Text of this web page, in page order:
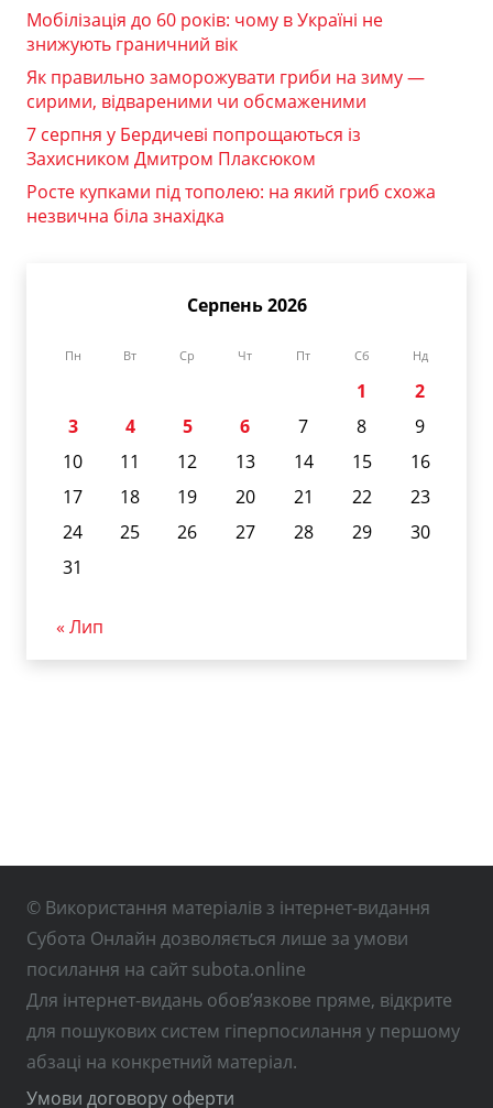
Мобілізація до 60 років: чому в Україні не
знижують граничний вік
Як правильно заморожувати гриби на зиму —
сирими, відвареними чи обсмаженими
7 серпня у Бердичеві попрощаються із
Захисником Дмитром Плаксюком
Росте купками під тополею: на який гриб схожа
незвична біла знахідка
Серпень 2026
Пн Вт Ср Чт Пт Сб Нд
1
2
3
4 5 6 7 8
9
10
11 12 13 14 15
16
17
18 19 20 21 22
23
24
25 26 27 28 29
30
31
« Лип
© Використання матеріалів з інтернет-видання
Субота Онлайн дозволяється лише за умови
посилання на сайт subota.online
Для інтернет-видань обов’язкове пряме, відкрите
для пошукових систем гіперпосилання у першому
абзаці на конкретний матеріал.
Умови договору оферти